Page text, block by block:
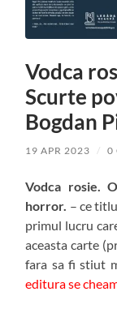
Vodca
Scurte
Bogdan
19 APR 2023 / 0
Vodca rosie.
horror. – ce
primul lucru
aceasta carte
fara sa fi stiut
editura se